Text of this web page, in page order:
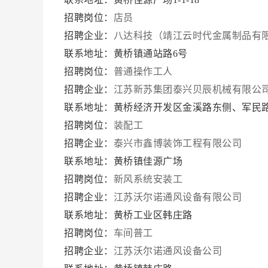
招聘岗位： 店员
招聘企业：
八达科技（靖江云时代金属制品有
联系地址：黄桥镇通站路6号
招聘岗位： 普通操作工人
招聘企业： 江苏新苏集团泰兴贝辰机械有限公
联系地址：黄桥经济开发区金溪路东侧、军民
招聘岗位： 装配工
招聘企业： 泰兴市鑫博装饰工程有限公司
联系地址：黄桥镇佳源广场
招聘岗位： 新风系统安装工
招聘企业： 江苏沃尔诺通风设备有限公司
联系地址：黄桥工业区韩庄路
招聘岗位： 车间普工
招聘企业： 江苏沃尔诺通风设备公司